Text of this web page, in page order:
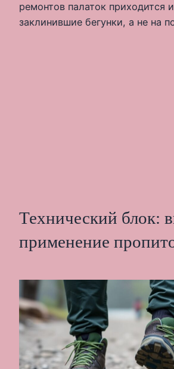
ремонтов палаток приходится
заклинившие бегунки, а не на
Технический блок:
применение